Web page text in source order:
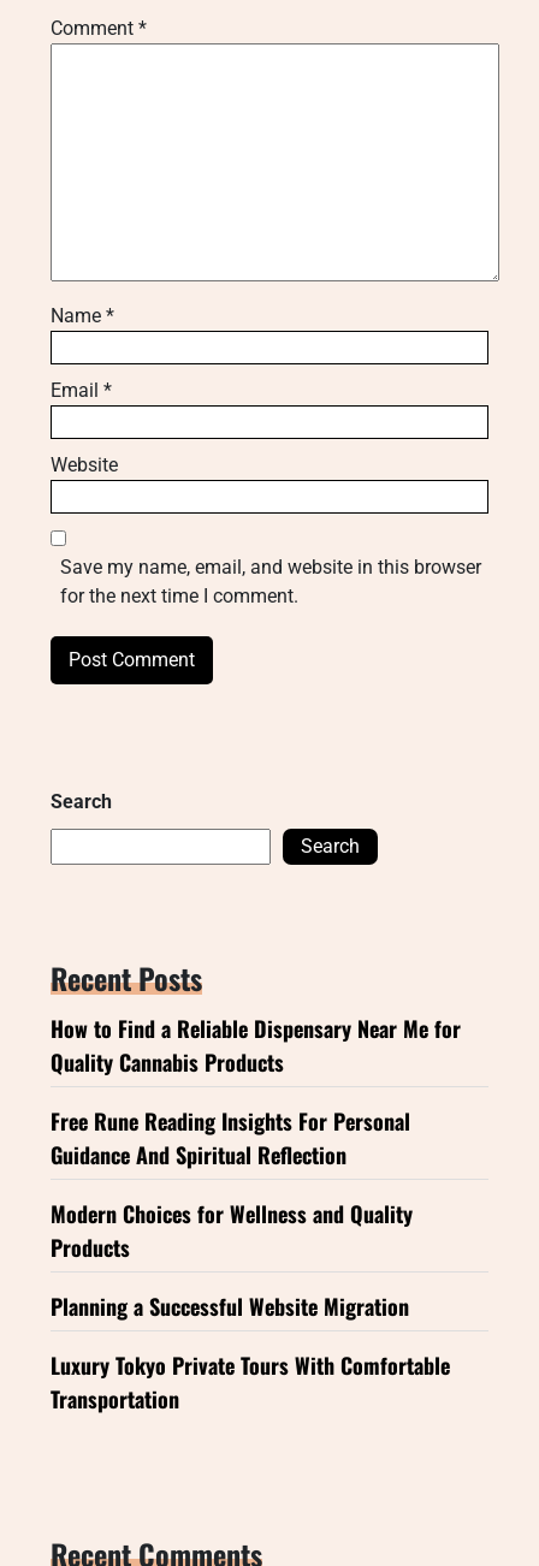
Comment *
Name *
Email *
Website
Save my name, email, and website in this browser
for the next time I comment.
Search
Search
Recent Posts
How to Find a Reliable Dispensary Near Me for
Quality Cannabis Products
Free Rune Reading Insights For Personal
Guidance And Spiritual Reflection
Modern Choices for Wellness and Quality
Products
Planning a Successful Website Migration
Luxury Tokyo Private Tours With Comfortable
Transportation
Recent Comments